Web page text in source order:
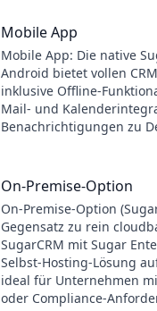
Mobile App
Mobile App: Die native
Android bietet vollen
inklusive Offline-
Mail- und
Benachrichtigungen zu
On-Premise-Option
On-Premise-Option
Gegensatz zu rein
SugarCRM mit Sugar
Selbst-Hosting-Lösung
ideal für Unternehmen
oder Compliance-